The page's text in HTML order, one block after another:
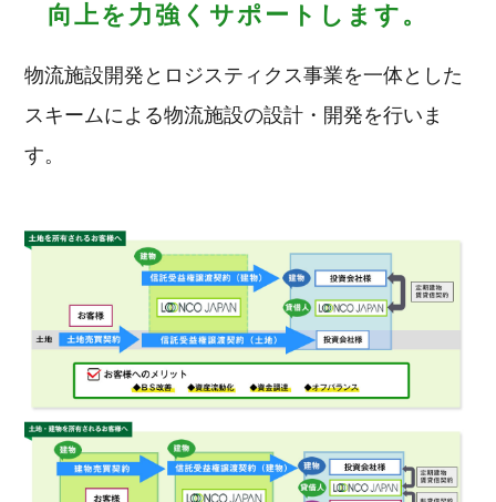
向上を力強くサポートします。
物流施設開発とロジスティクス事業を一体とした
スキームによる物流施設の設計・開発を行いま
す。